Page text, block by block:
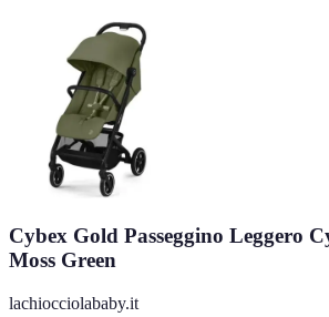
Cybex Gold Passeggino Leggero
Moss Green
lachiocciolababy.it